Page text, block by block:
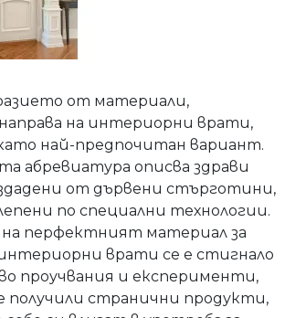
от материали,
направа на интериорни врати,
най-предпочитан вариант.
абревиатура описва здрави
от дървени стърготини,
по специални технологии.
на перфектният материал за
врати се е стигнало
проучвания и експерименти,
получили странични продукти,